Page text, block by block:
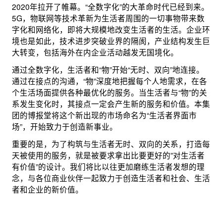
2020年拉开了帷幕。“全数字化”的大革命时代已经到来。
5G，物联网等技术革新为生活者周围的一切事物带来数
字化和网络化，即将大规模地改变生活者的生活。企业环
境也是如此，技术进步突破业界的隔阂，产业结构发生巨
大转变，包括海外在内企业活动越发无国境化。
通过全数字化，生活者和“物”开始“无时、双向”地连接。
通过在接点的沟通，“物”深度地把握每个人地需求，在各
个生活场面提供各种最优化的服务。当生活者与“物”的关
系发生变化时，其接点一定会产生新的服务和价值。本集
团的博报堂将这个新出现的市场命名为“生活者界面市
场”，开始致力于创造新事业。
重要的是，为了构筑与生活者无时、双向的关系，打造每
天被使用的服务，就是被要求拿出比要更好的”对生活者
有价值”的设计。我们将比以往更加磨练生活者发想的理
念，与各位商业伙伴一起致力于创造生活者和社会、生活
者和企业的新价值。